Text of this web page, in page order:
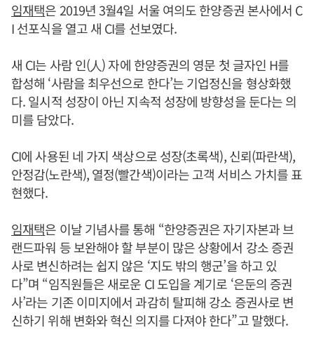
임재택은 2019년 3월4일 서울 여의도 한양증권 본사에서 C
I 선포식을 열고 새 CI를 선보였다.
새 CI는 사람 인(人) 자에 한양증권의 영문 첫 글자인 H를
합성해 ‘사람을 최우선으로 한다’는 기업정신을 형상화했
다. 일시적 성장이 아닌 지속적 성장에 방향성을 둔다는 의
미를 담았다.
CI에 사용된 네 가지 색상으로 성장(초록색), 신뢰(파란색),
안정감(노란색), 열정(빨간색)이라는 고객 서비스 가치를 표
현했다.
임재택은 이날 기념사를 통해 “한양증권은 자기자본과 브
랜드파워 등 보완해야 할 부분이 많은 상황에서 강소 증권
사로 변신하려는 쉽지 않은 ‘지도 밖의 행군’을 하고 있
다”며 “임직원들은 새로운 CI 도입을 계기로 ‘은둔의 증권
사’라는 기존 이미지에서 과감히 탈피해 강소 증권사로 변
신하기 위해 변화와 혁신 의지를 다져야 한다”고 말했다.